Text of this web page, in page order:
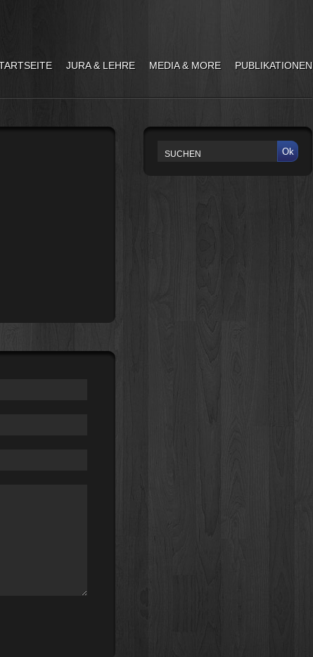
JURA & LEHRE MEDIA & MORE PUBLIKATIONEN
Ok